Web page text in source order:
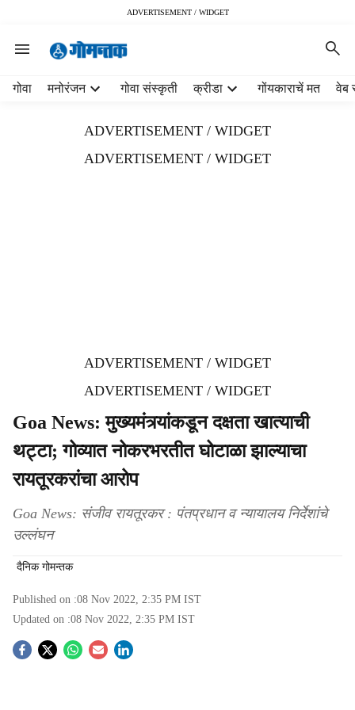
ADVERTISEMENT / WIDGET
गोवा मनोरंजन गोवा संस्कृती क्रीडा गोंयकाराचें मत वेब
ADVERTISEMENT / WIDGET
ADVERTISEMENT / WIDGET
ADVERTISEMENT / WIDGET
ADVERTISEMENT / WIDGET
Goa News: मुख्यमंत्र्यांकडून दक्षता खात्याची
थट्टा; गोव्यात नोकरभरतीत घोटाळा झाल्याचा
रायतूरकरांचा आरोप
Goa News: संजीव रायतूरकर : पंतप्रधान व न्यायालय निर्देशांचे
उल्लंघन
दैनिक गोमन्तक
Published on :08 Nov 2022, 2:35 PM IST
Updated on :08 Nov 2022, 2:35 PM IST
S